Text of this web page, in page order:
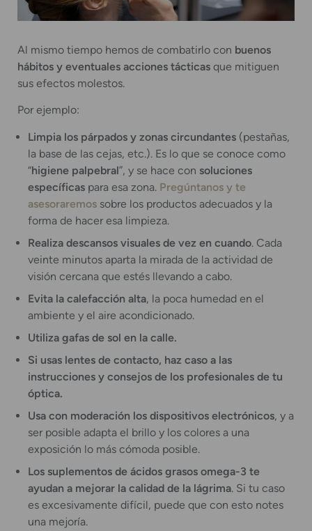
Al mismo tiempo hemos de combatirlo con buenos
hábitos y eventuales acciones tácticas que mitiguen
sus efectos molestos.
Por ejemplo:
Limpia los párpados y zonas circundantes (pestañas,
la base de las cejas, etc.). Es lo que se conoce como
“higiene palpebral”, y se hace con soluciones
específicas para esa zona. Pregúntanos y te
asesoraremos sobre los productos adecuados y la
forma de hacer esa limpieza.
Realiza descansos visuales de vez en cuando. Cada
veinte minutos aparta la mirada de la actividad de
visión cercana que estés llevando a cabo.
Evita la calefacción alta, la poca humedad en el
ambiente y el aire acondicionado.
Utiliza gafas de sol en la calle.
Si usas lentes de contacto, haz caso a las
instrucciones y consejos de los profesionales de tu
óptica.
Usa con moderación los dispositivos electrónicos, y a
ser posible adapta el brillo y los colores a una
exposición lo más cómoda posible.
Los suplementos de ácidos grasos omega-3 te
ayudan a mejorar la calidad de la lágrima. Si tu caso
es excesivamente difícil, puede que con esto notes
una mejoría.